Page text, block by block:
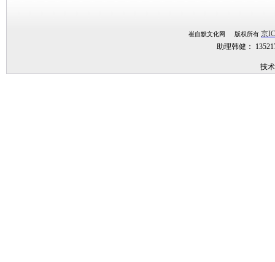
崔自默文化网 版权所有 京
助理韩健：
技